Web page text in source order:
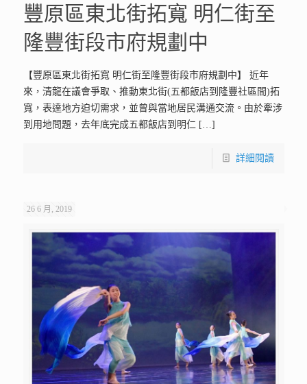
豐原區東北街拓寬 明仁街至
隆豐街段市府規劃中
【豐原區東北街拓寬 明仁街至隆豐街段市府規劃中】 近年
來，清龍在議會爭取、推動東北街(五都飯店到隆豐社區間)拓
寬，表達地方迫切需求，並曾與當地居民溝通交流。由於牽涉
到用地問題，去年底完成五都飯店到明仁 […]
詳細閱讀
26 6 月, 2019